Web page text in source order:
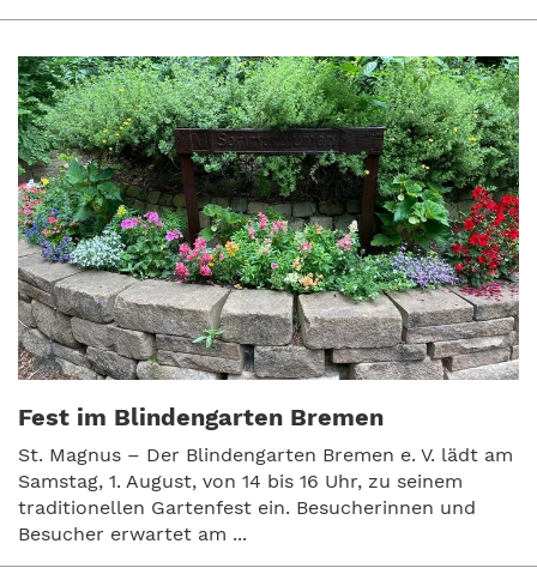
Fest im Blindengarten Bremen
St. Magnus – Der Blindengarten Bremen e. V. lädt am
Samstag, 1. August, von 14 bis 16 Uhr, zu seinem
traditionellen Gartenfest ein. Besucherinnen und
Besucher erwartet am ...